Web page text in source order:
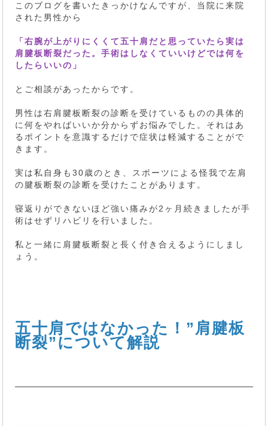
このブログを書いたきっかけなんですが、当院に来院
された男性から
「右腕が上がりにくくて五十肩だと思っていたら実は
肩腱板断裂だった。手術はしなくていいけどでは何を
したらいいの」
とご相談があったからです。
男性は右肩腱板断裂の診断を受けているものの具体的
に何をやればいいか分からずお悩みでした。それはあ
るポイントを意識するだけで症状は軽減することがで
きます。
実は私自身も30歳のとき、スポーツによる怪我で左肩
の腱板断裂の診断を受けたことがあります。
寝返りができないほど強い痛みが2ヶ月続きましたが手
術はせずリハビリを行いました。
私と一緒に肩腱板断裂と長く付き合えるようにしまし
ょう。
五十肩ではなかった！”肩腱板
断裂”について解説